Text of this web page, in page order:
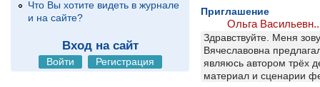
Что Вы хотите видеть в журнале
и на сайте?
Вход на сайт
Войти Регистрация
Приглашение
Ольга
Здравствуйте. Меня
Вячеславовна
являюсь автором трёх
материал и сценарии